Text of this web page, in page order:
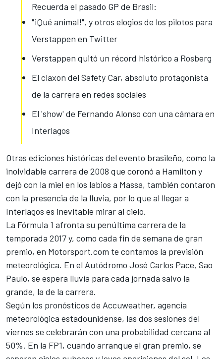
Recuerda el pasado GP de Brasil:
"¡Qué animal!", y otros elogios de los pilotos para
Verstappen en Twitter
Verstappen quitó un récord histórico a Rosberg
El claxon del Safety Car, absoluto protagonista
de la carrera en redes sociales
El 'show' de Fernando Alonso con una cámara en
Interlagos
Otras ediciones históricas del evento brasileño, como la
inolvidable carrera de 2008 que coronó a Hamilton y
dejó con la miel en los labios a Massa, también contaron
con la presencia de la lluvia, por lo que al llegar a
Interlagos es inevitable mirar al cielo.
La Fórmula 1 afronta su penúltima carrera de la
temporada 2017 y, como cada fin de semana de gran
premio, en Motorsport.com te contamos la previsión
meteorológica. En el Autódromo José Carlos Pace, Sao
Paulo, se espera lluvia para cada jornada salvo la
grande, la de la carrera.
Según los pronósticos de Accuweather, agencia
meteorológica estadounidense, las dos sesiones del
viernes se celebrarán con una probabilidad cercana al
50%. En la FP1, cuando arranque el gran premio, se